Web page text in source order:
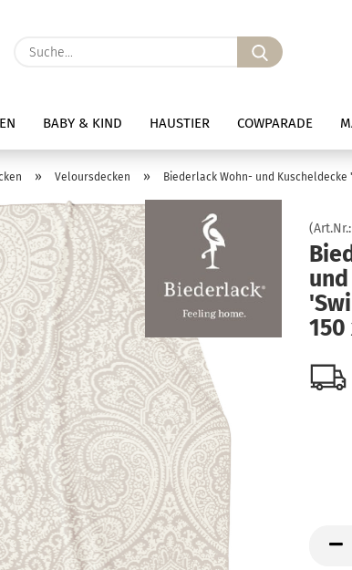
Suche...
BABY & KIND HAUSTIER COWPARADE
» Veloursdecken » Biederlack Wohn- und Kuscheldecke
(Art.Nr.:
150